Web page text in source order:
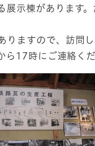
示棟があります
ますので、訪問
17時にご連絡くだ